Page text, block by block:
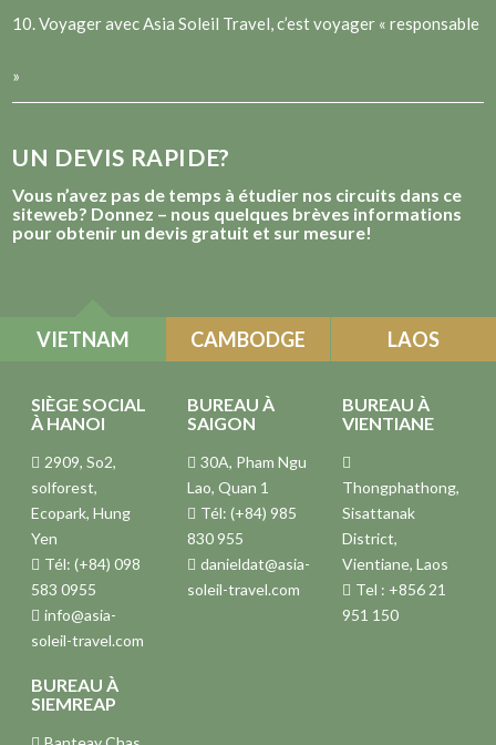
10. Voyager avec Asia Soleil Travel, c’est voyager « responsable
»
UN DEVIS RAPIDE?
Vous n’avez pas de temps à étudier nos circuits dans ce
siteweb? Donnez – nous quelques brèves informations
pour obtenir un devis gratuit et sur mesure!
VIETNAM CAMBODGE LAOS
SIÈGE SOCIAL
À HANOI
2909, So2,
solforest,
Ecopark, Hung
Yen
Tél: (+84) 098
583 0955
info@asia-
soleil-travel.com
BUREAU À
SAIGON
30A, Pham Ngu
Lao, Quan 1
Tél: (+84) 985
830 955
danieldat@asia-
soleil-travel.com
BUREAU À
VIENTIANE
Thongphathong,
Sisattanak
District,
Vientiane, Laos
Tel : +856 21
951 150
BUREAU À
SIEMREAP